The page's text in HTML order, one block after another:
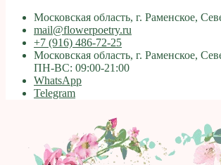
Московская область, г. Раменское,
mail@flowerpoetry.ru
+7 (916) 486-72-25
Московская область, г. Раменское,
ПН-ВС: 09:00-21:00
WhatsApp
Telegram